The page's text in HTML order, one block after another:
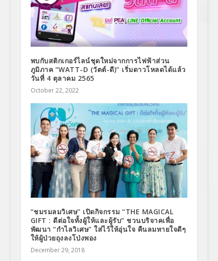
พบกับสติกเกอร์ไลน์ชุดใหม่จากการไฟฟ้าส่วน
ภูมิภาค “WATT-D (วัตต์-ดี)” เริ่มดาวโหลดได้แล้ว
วันที่ 4 ตุลาคม 2565
October 22, 2022
“ชมรมลมวิเศษ” เปิดกิจกรรม “THE MAGICAL
GIFT : ดีต่อใจทั้งผู้ให้และผู้รับ” ชวนบริจาคเพื่อ
พัฒนา “กำไลวิเศษ” ใส่ไว้ให้อุ่นใจ คืนลมหายใจดีๆ
ให้ผู้ป่วยถุงลงโป่งพอง
December 29, 2018